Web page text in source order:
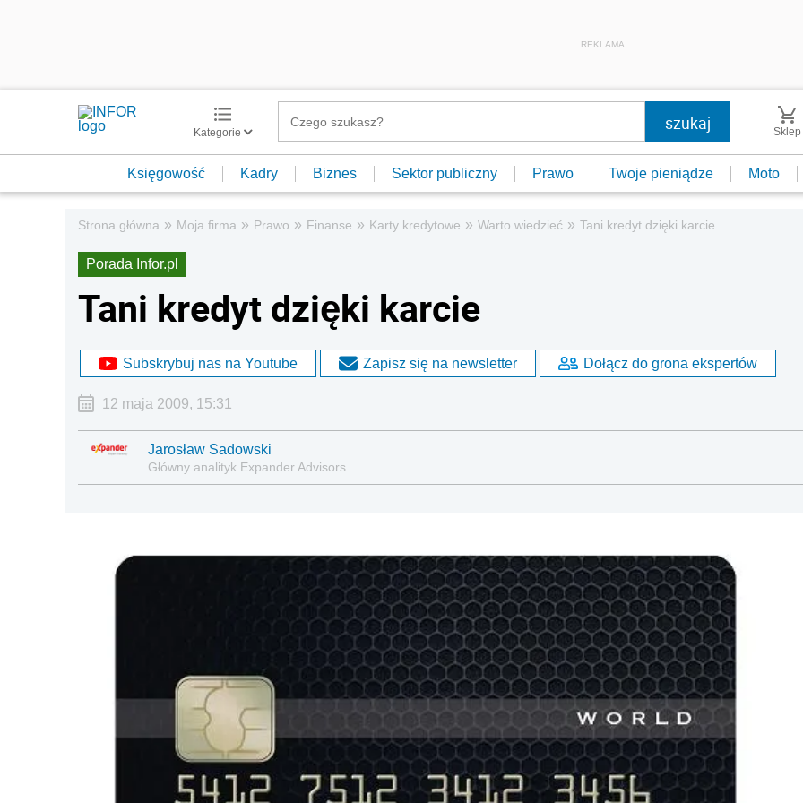
REKLAMA
Kategorie Sklep
Księgowość Kadry Biznes Sektor publiczny Prawo Twoje pieniądze Moto
Strona główna » Moja firma » Prawo » Finanse » Karty kredytowe » Warto wiedzieć » Tani kredyt dzięki karcie
Porada Infor.pl
Tani kredyt dzięki karcie
Subskrybuj nas na Youtube Zapisz się na newsletter Dołącz do grona ekspertów
12 maja 2009, 15:31
Jarosław Sadowski
Główny analityk Expander Advisors